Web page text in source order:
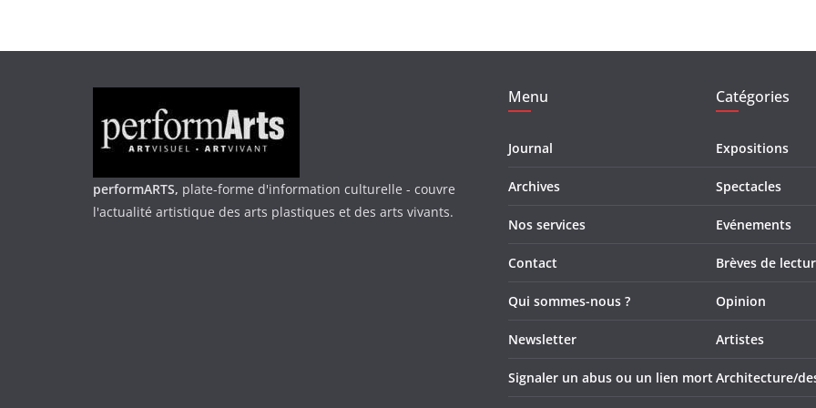
performARTS, plate-forme d'information culturelle - couvre
l'actualité artistique des arts plastiques et des arts vivants.
Menu
Journal
Archives
Nos services
Contact
Qui sommes-nous ?
Newsletter
Signaler un abus ou un lien mort
Catégories
Expositions
Spectacles
Evénements
Brèves de
Opinion
Artistes
Architecture/